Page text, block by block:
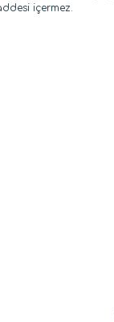
içermez.